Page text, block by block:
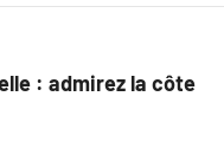
: admirez la côte